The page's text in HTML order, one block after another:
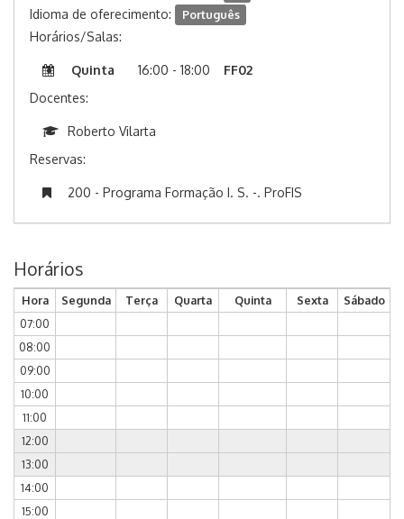
Idioma de oferecimento: Português
Horários/Salas:
Quinta 16:00 - 18:00
FF02
Docentes:
Roberto Vilarta
Reservas:
200 - Programa Formação I. S. -. ProFIS
Horários
Hora Segunda Terça Quarta Quinta Sexta
Sábado
07:00
08:00
09:00
10:00
11:00
12:00
13:00
14:00
15:00